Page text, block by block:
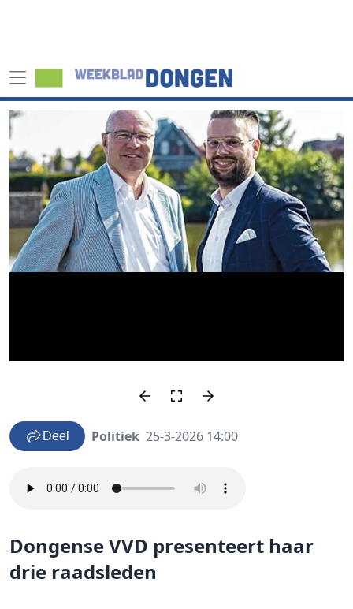
Deel Politiek 25-3-2026 14:00
Dongense VVD presenteert haar
drie raadsleden